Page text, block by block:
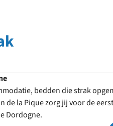
bedden die strak
de la Pique zorg jij voor de
Dordogne.